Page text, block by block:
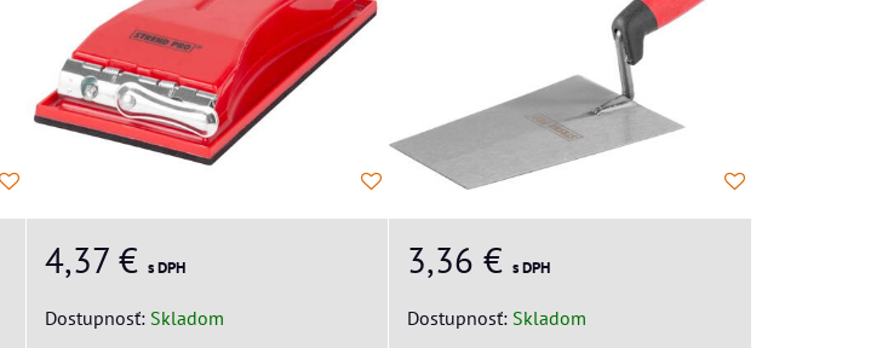
4,37 € s DPH
Dostupnosť: Skladom
3,36 €s DPH
Dostupnosť: Skladom